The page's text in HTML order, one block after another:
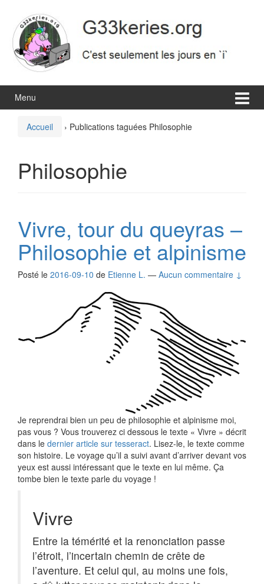
contenu
menu
principal
Menu
Accueil › Publications taguées Philosophie
Philosophie
Vivre, tour du queyras –
Philosophie et alpinisme
Posté le 2016-09-10 de Etienne L. — Aucun commentaire ↓
Je reprendrai bien un peu de philosophie et alpinisme moi,
pas vous ? Vous trouverez ci dessous le texte « Vivre » décrit
dans le dernier article sur tesseract. Lisez-le, le texte comme
son histoire. Le voyage qu’il a suivi avant d’arriver devant vos
yeux est aussi intéressant que le texte en lui même. Ça
tombe bien le texte parle du voyage !
Vivre
Entre la témérité et la renonciation passe
l’étroit, l’incertain chemin de crête de
l’aventure. Et celui qui, au moins une fois,